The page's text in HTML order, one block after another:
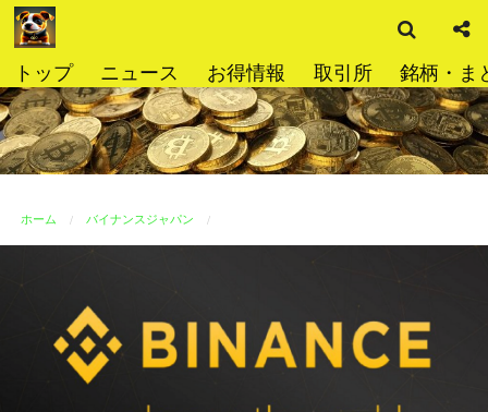
コ
ン
ン
ツ
へ
ス
プ
トップ ニュース お得情報 取引所 銘柄・ま
索
ホーム バイナンスジャパン